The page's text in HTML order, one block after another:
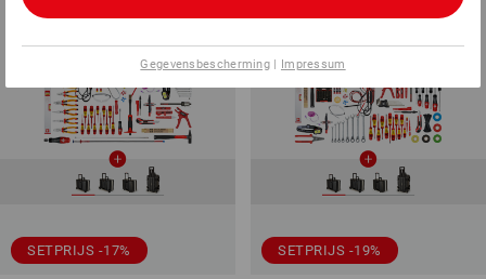
SETPRIJS -17% SETPRIJS -19%
Gegevensbescherming | Impressum